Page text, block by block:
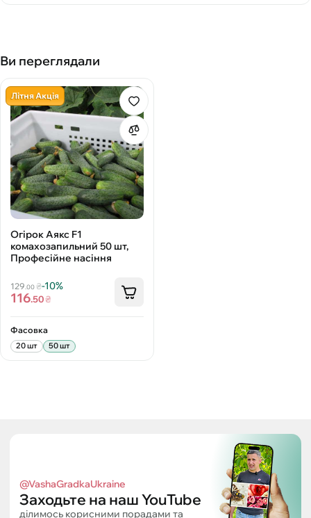
Ви переглядали
Літня Акція
Огірок Аякс F1
комахозапильний 50 шт,
Професійне насіння
129 .00₴-10%
116.50₴
Фасовка
20 шт 50 шт
@VashaGradkaUkraine
Заходьте на наш YouTube
ділимось корисними порадами та